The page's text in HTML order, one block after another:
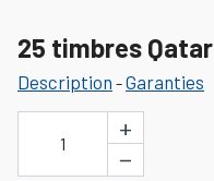
25 timbres Qatar
Description -Garanties
1
+
−